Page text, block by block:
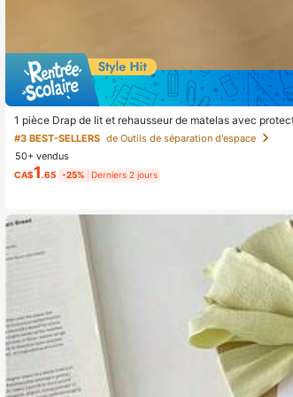
1 pièce Drap de lit et rehausseur de matelas avec
n de festival, décoration de chambre, décoration de
ment domestique
#3 BEST-SELLERS de Outils de séparation d'espace
50+ vendus
CA$1 .65 -25% Derniers 2 jours